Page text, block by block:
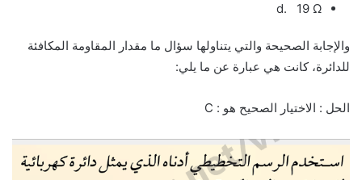
d. 19 Ω
والإجابة الصحيحة والتي يتناولها سؤال ما مقدار المقاومة المكافئة
للدائرة، كانت هي عبارة عن ما يلي:
الحل : الاختيار الصحيح هو : C